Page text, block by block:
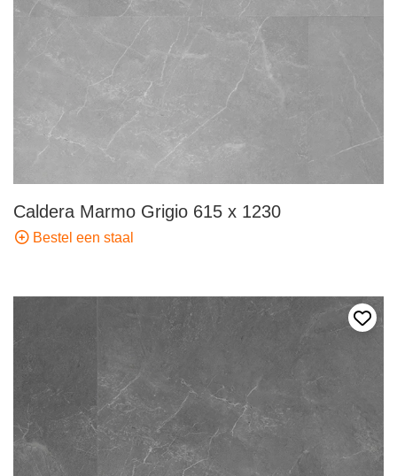
Caldera Marmo Grigio 615 x 1230
Bestel een staal
Voeg